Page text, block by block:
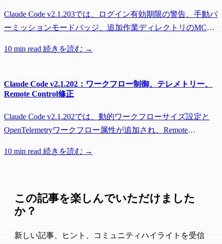
Claude Code v2.1.203では、ログイン有効期限の警告、手動パ
ーミッションモードバッジ、追加作業ディレクトリのMCP
パフォーマンスに関する多数の修正が含まれています。
10 min read 続きを読む →
Claude Code v2.1.202：ワークフロー制御、テレメトリー、
Remote Control修正
Claude Code v2.1.202では、動的ワークフローサイズ設定と
OpenTelemetryワークフロー属性が追加され、Remote
の修正が含まれています。
10 min read 続きを読む →
この記事を楽しんでいただけました
か？
新しい記事、ヒント、コミュニティハイライトを受信